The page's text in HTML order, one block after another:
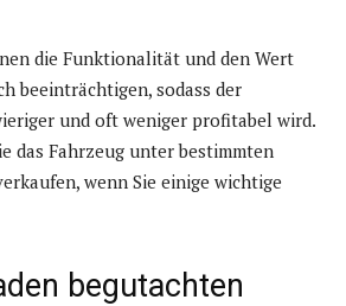
die Funktionalität und den Wert
beeinträchtigen, sodass der
und oft weniger profitabel wird.
das Fahrzeug unter bestimmten
wenn Sie einige wichtige
begutachten